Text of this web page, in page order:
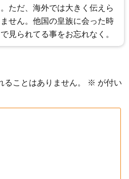
ただ、海外では大きく伝えら
せん。他国の皇族に会った時
見られてる事をお忘れなく。
ことはありません。 ※ が付い